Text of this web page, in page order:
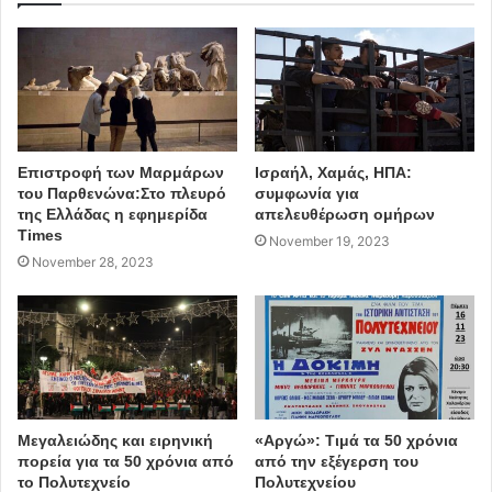
Επιστροφή των Μαρμάρων
του Παρθενώνα:Στο πλευρό
της Ελλάδας η εφημερίδα
Times
November 28, 2023
Ισραήλ, Χαμάς, ΗΠΑ:
συμφωνία για
απελευθέρωση ομήρων
November 19, 2023
Μεγαλειώδης και ειρηνική
πορεία για τα 50 χρόνια από
το Πολυτεχνείο
«Αργώ»: Τιμά τα 50 χρόνια
από την εξέγερση του
Πολυτεχνείου